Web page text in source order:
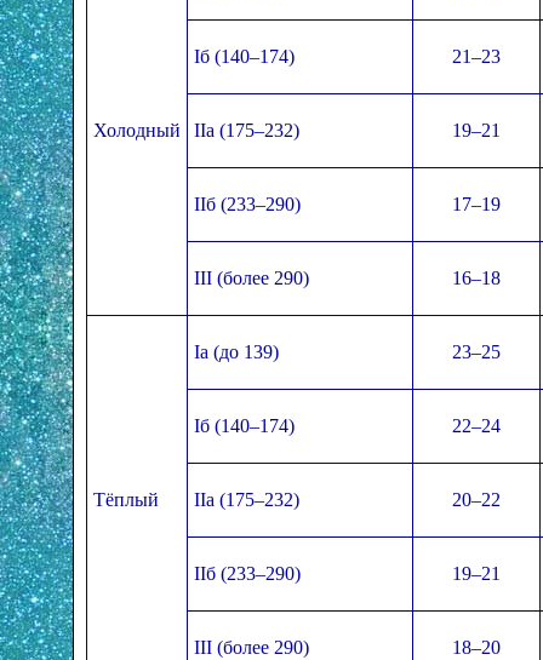
Холодный
Iб (140–174) 21–23
IIа (175–232) 19–21
IIб (233–290) 17–19
III (более 290) 16–18
Тёплый
Iа (до 139) 23–25
Iб (140–174) 22–24
IIа (175–232) 20–22
IIб (233–290) 19–21
III (более 290) 18–20